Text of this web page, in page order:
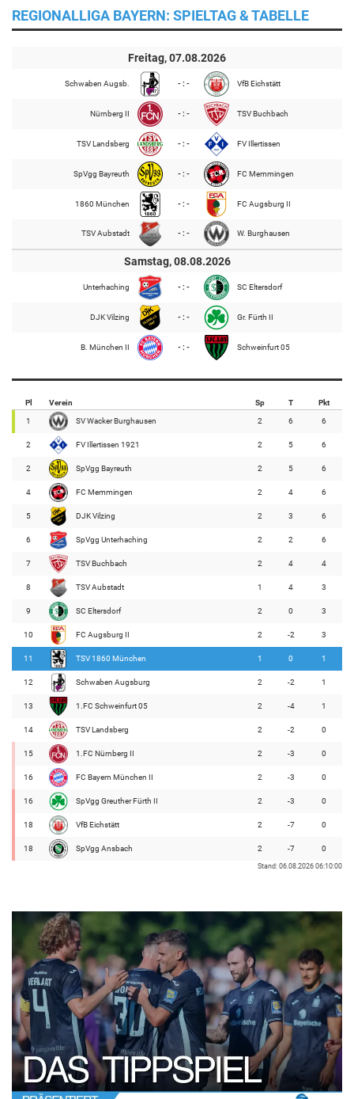
REGIONALLIGA BAYERN: SPIELTAG & TABELLE
Freitag, 07.08.2026
Schwaben Augsb. - : - VfB Eichstätt
Nürnberg II - : - TSV Buchbach
TSV Landsberg - : - FV Illertissen
SpVgg Bayreuth - : - FC Memmingen
1860 München - : - FC Augsburg II
TSV Aubstadt - : - W. Burghausen
Samstag, 08.08.2026
Unterhaching - : - SC Eltersdorf
DJK Vilzing - : - Gr. Fürth II
B. München II - : - Schweinfurt 05
Pl Verein Sp T Pkt
1 SV Wacker Burghausen 2 6 6
2 FV Illertissen 1921 2 5 6
2 SpVgg Bayreuth 2 5 6
4 FC Memmingen 2 4 6
5 DJK Vilzing 2 3 6
6 SpVgg Unterhaching 2 2 6
7 TSV Buchbach 2 4 4
8 TSV Aubstadt 1 4 3
9 SC Eltersdorf 2 0 3
10 FC Augsburg II 2 -2 3
11 TSV 1860 München 1 0 1
12 Schwaben Augsburg 2 -2 1
13 1.FC Schweinfurt 05 2 -4 1
14 TSV Landsberg 2 -2 0
15 1.FC Nürnberg II 2 -3 0
16 FC Bayern München II 2 -3 0
16 SpVgg Greuther Fürth II 2 -3 0
18 VfB Eichstätt 2 -7 0
18 SpVgg Ansbach 2 -7 0
Stand: 06.08.2026 06:10:00